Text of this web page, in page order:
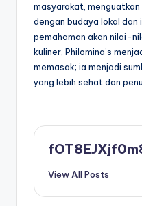
masyarakat,
dengan budaya lokal dan
pemahaman akan nilai-
kuliner, Philomina’s
memasak; ia menjadi
yang lebih sehat dan
View All Posts